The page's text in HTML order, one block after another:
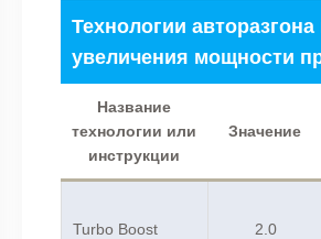
Технологии авторазгона
увеличения мощности
Название
технологии или
инструкции
Значение
Turbo Boost 2.0